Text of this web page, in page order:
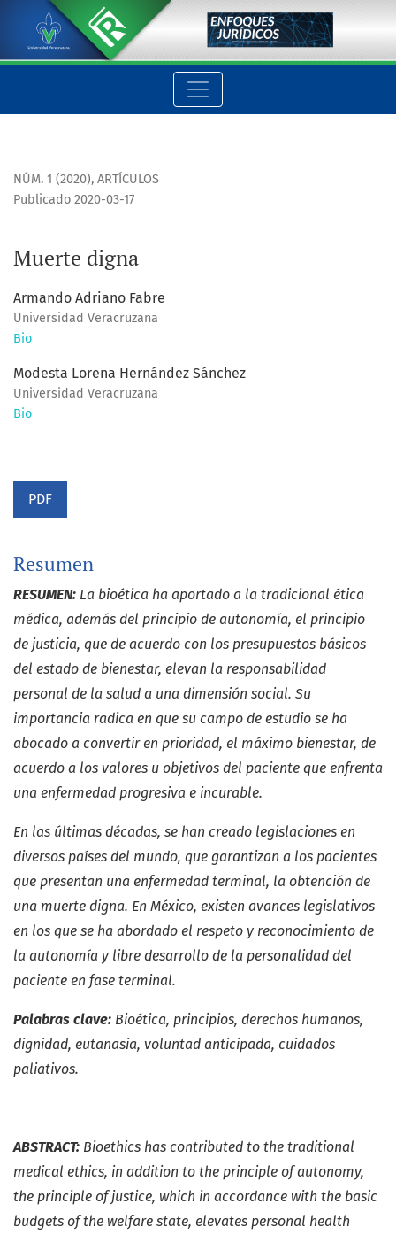
Muerte digna
NÚM. 1 (2020), ARTÍCULOS
Muerte digna
Publicado 2020-03-17
Armando Adriano Fabre
Universidad Veracruzana
Bio
Modesta Lorena Hernández Sánchez
Universidad Veracruzana
Bio
PDF
Resumen
RESUMEN: La bioética ha aportado a la tradicional ética
médica, además del principio de autonomía, el principio
de justicia, que de acuerdo con los presupuestos básicos
del estado de bienestar, elevan la responsabilidad
personal de la salud a una dimensión social. Su
importancia radica en que su campo de estudio se ha
abocado a convertir en prioridad, el máximo bienestar, de
acuerdo a los valores u objetivos del paciente que enfrenta
una enfermedad progresiva e incurable.
En las últimas décadas, se han creado legislaciones en
diversos países del mundo, que garantizan a los pacientes
que presentan una enfermedad terminal, la obtención de
una muerte digna. En México, existen avances legislativos
en los que se ha abordado el respeto y reconocimiento de
la autonomía y libre desarrollo de la personalidad del
paciente en fase terminal.
Palabras clave: Bioética, principios, derechos humanos,
dignidad, eutanasia, voluntad anticipada, cuidados
paliativos.
ABSTRACT: Bioethics has contributed to the traditional
medical ethics, in addition to the principle of autonomy,
the principle of justice, which in accordance with the basic
budgets of the welfare state, elevates personal health